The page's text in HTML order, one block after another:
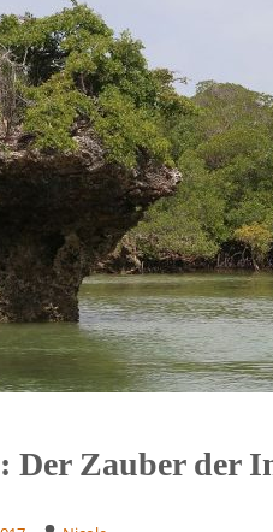
Der Zauber der